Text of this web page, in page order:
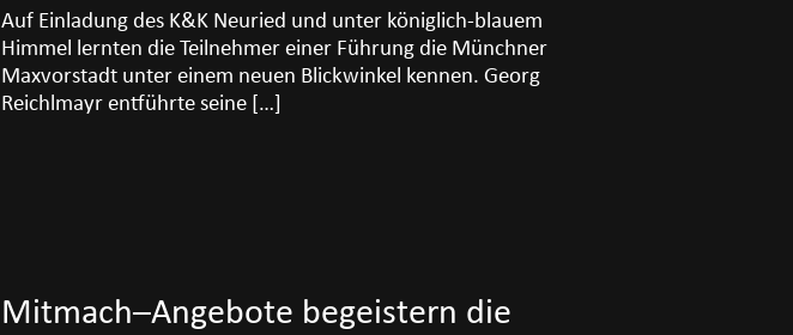
Auf Einladung des K&K Neuried und unter königlich-blauem
Himmel lernten die Teilnehmer einer Führung die Münchner
Maxvorstadt unter einem neuen Blickwinkel kennen. Georg
Reichlmayr entführte seine […]
Mitmach–Angebote begeistern die